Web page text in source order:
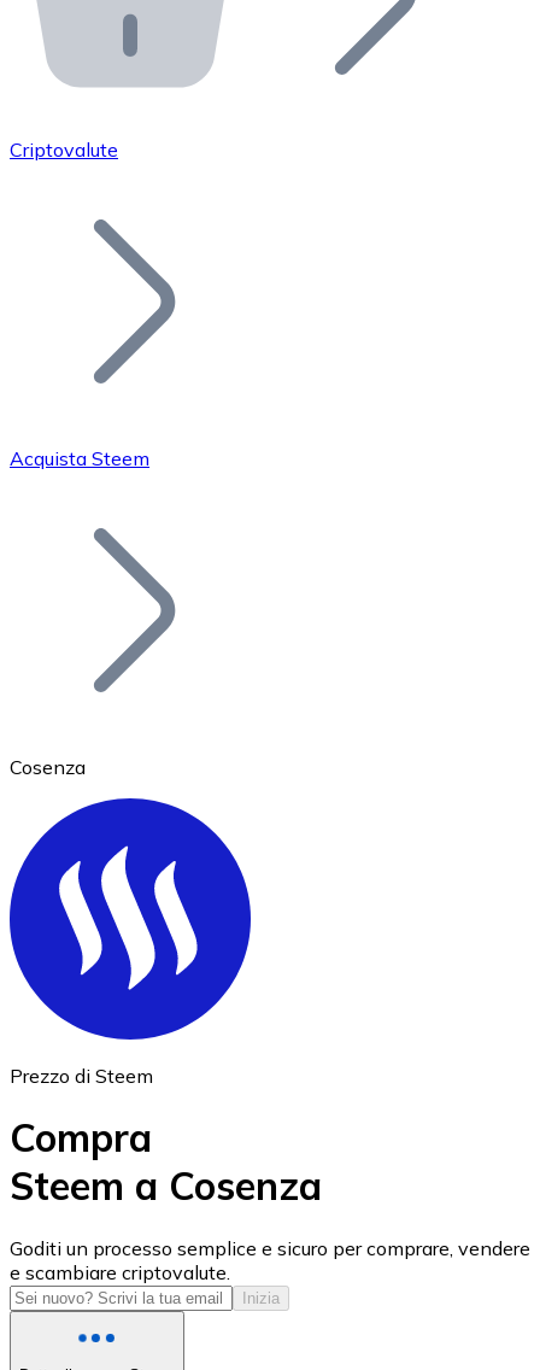
API Bitnovo
Integra la nostra API nel tuo ecosistema.
Unisciti alla nostra rete di rivenditori e
Aggiungi il token del tuo progetto al nostro servizio di
Bitcoin
Ethereum
ETH
USD Coin
USDC
Criptovalute
Acquista Steem
Cosenza
Prezzo di Steem
Compra
Steem a Cosenza
Goditi un processo semplice e sicuro per comprare, vendere
e scambiare criptovalute.
Inizia